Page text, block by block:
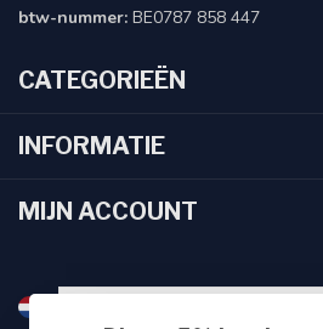
btw-nummer: BE0787 858 447
CATEGORIEËN
INFORMATIE
MIJN ACCOUNT